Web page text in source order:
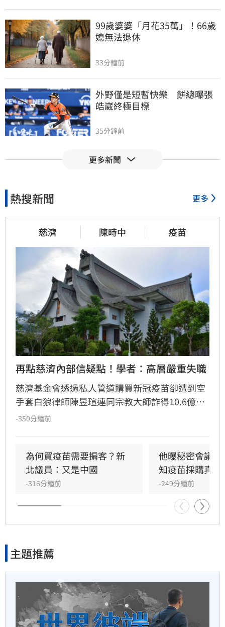
99歲婆婆「月花35萬」！66歲
媳無法退休
33分鐘前
外野僅是短暫快樂　餅總曝張
皓崴終極目標
35分鐘前
想靠正二翻本？　達人教戰槓
男同事追求不成跟騷偷拍　女
師控校方霸凌
45分鐘前
演習硬上路還無照！鳳山女慘
收10萬單
50分鐘前
靠2根鐵軌橫掃AI鏈　川湖財報
50分鐘前
一軍不是來跑龍套　餅總對新
人不手下留情
50分鐘前
江肇國諷盧秀燕急切割疫苗詐
傅家接班人幕僚酒駕遭移送！
公所火速准辭
1小時前
更多新聞
熱搜新聞 更多
慈濟 陳時中 疫苗
再點慈濟內部信疑點！學者：高層嚴重失職
慈濟基金會透過私人管道購買新冠疫苗卻遭到空
手套白狼律師陳昱瑄連同宗教大師詐得10.6億
元，案情曝光後引發社會熱議，紛紛質疑慈濟被
釋都暴露更多疑點，「慈濟的管理階層嚴重失
職」。他還指出其中一段關於疫苗採購價格的內
容根本不是事實，「我不知道為何慈濟高層能夠
-350分鐘前
為何買疫苗需要掮客？新
北議員：又是中國
-316分鐘前
他曝秘密會議
知疫苗採購真相
-249分鐘前
主題推薦
漢光演習重裝出擊